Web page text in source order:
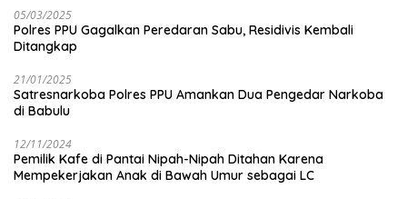
05/03/2025
Polres PPU Gagalkan Peredaran Sabu, Residivis Kembali
Ditangkap
21/01/2025
Satresnarkoba Polres PPU Amankan Dua Pengedar Narkoba
di Babulu
12/11/2024
Pemilik Kafe di Pantai Nipah-Nipah Ditahan Karena
Mempekerjakan Anak di Bawah Umur sebagai LC